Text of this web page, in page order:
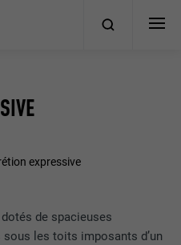
expressive
de spacieuses
les toits imposants d’un